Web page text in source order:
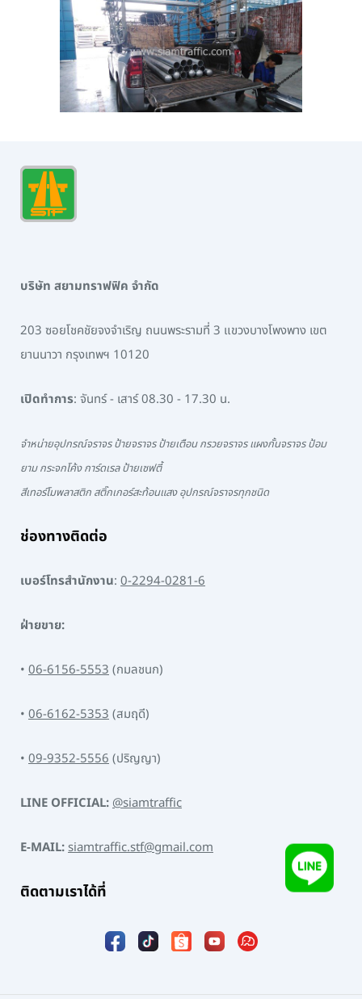
บริษัท สยามทราฟฟิค จำกัด
203 ซอยโชคชัยจงจำเริญ ถนนพระรามที่ 3 แขวงบางโพงพาง เขต
ยานนาวา กรุงเทพฯ 10120
เปิดทำการ: จันทร์ - เสาร์ 08.30 - 17.30 น.
จำหน่ายอุปกรณ์จราจร ป้ายจราจร ป้ายเตือน กรวยจราจร แผงกั้นจราจร ป้อม
ยาม กระจกโค้ง การ์ดเรล ป้ายเซฟตี้
สีเทอร์โมพลาสติก สติ๊กเกอร์สะท้อนแสง อุปกรณ์จราจรทุกชนิด
ช่องทางติดต่อ
เบอร์โทรสำนักงาน: 0-2294-0281-6
ฝ่ายขาย:
• 06-6156-5553(กมลชนก)
• 06-6162-5353(สมฤดี)
• 09-9352-5556(ปริญญา)
LINE OFFICIAL:@siamtraffic
E-MAIL:siamtraffic.stf@gmail.com
ติดตามเราได้ที่